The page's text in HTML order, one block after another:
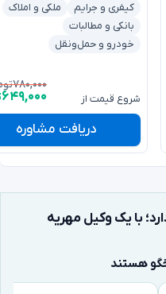
کیفری و جرایم
ملکی و املاک
بانکی و مطالبات
خودرو و حمل‌ونقل
شروع قیمت از
۷۸۰,۰۰۰
۶۴۹,۰۰۰
دریافت مشاوره
با یک وکیل مهریه